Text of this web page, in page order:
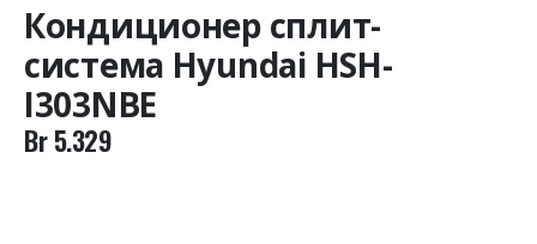
Кондиционер сплит-
система Hyundai HSH-
I303NBE
Br5.329